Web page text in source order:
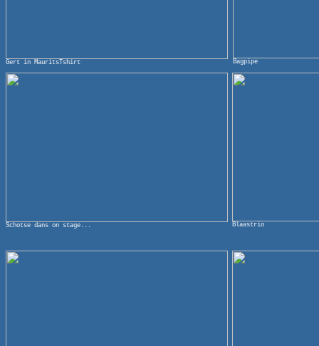
Gert in MauritsTshirt Bagpipe
Schotse dans on stage... Blaastrio